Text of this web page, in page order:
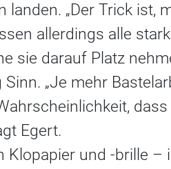
„Der Trick ist,
allerdings alle
sie darauf Platz
„Je mehr
Egert.
Klopapier und -brille –